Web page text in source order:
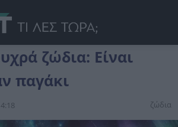
ζώδια: Είναι
παγάκι
ζώδια